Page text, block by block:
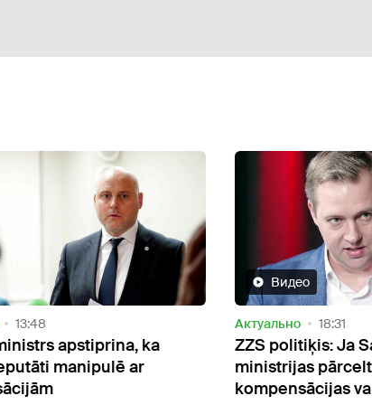
Видео
Актуально
ZZS politiķis: Ja Saeimu un
ministrijas pārceltu uz Valmieru, tad
kompensācijas varētu atcelt